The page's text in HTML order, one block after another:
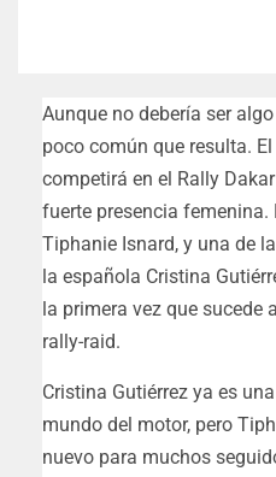
Aunque no debería ser
poco común que resulta.
competirá en el Rally
fuerte presencia femenina.
Tiphanie Isnard, y una de
la española Cristina
la primera vez que sucede
rally-raid.
Cristina Gutiérrez ya es
mundo del motor, pero
nuevo para muchos